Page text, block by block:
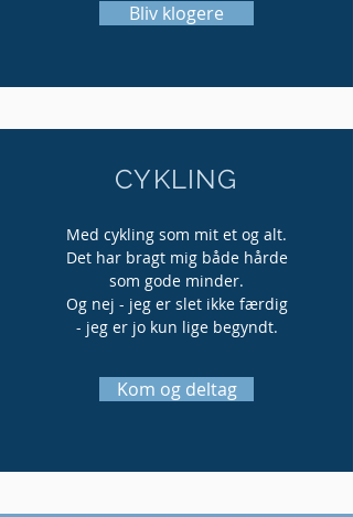
Bliv klogere
CYKLING
Med cykling som mit et og alt.
Det har bragt mig både hårde
som gode minder.
Og nej - jeg er slet ikke færdig
- jeg er jo kun lige begyndt.
Kom og deltag